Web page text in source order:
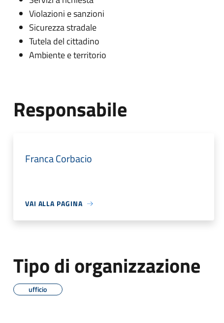
Violazioni e sanzioni
Sicurezza stradale
Tutela del cittadino
Ambiente e territorio
Responsabile
Franca Corbacio
VAI ALLA PAGINA
Tipo di organizzazione
ufficio